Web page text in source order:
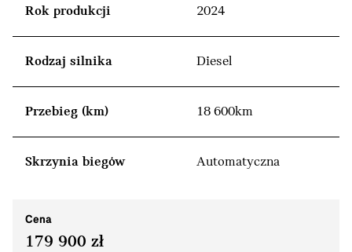
Rok produkcji 2024
Rodzaj silnika Diesel
Przebieg (km) 18 600km
Skrzynia biegów Automatyczna
Cena
179 900 zł